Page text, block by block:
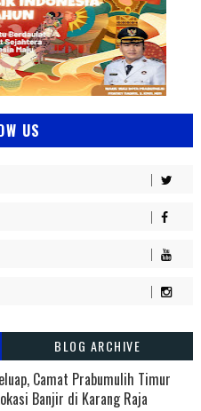
US
BLOG ARCHIVE
Camat Prabumulih Timur
Banjir di Karang Raja